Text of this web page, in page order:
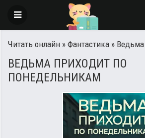
Читать онлайн » Фантастика » Ведьма
ВЕДЬМА ПРИХОДИТ ПО
ПОНЕДЕЛЬНИКАМ